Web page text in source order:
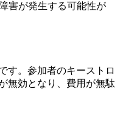
害が発生する可能性が
す。参加者のキーストロ
無効となり、費用が無駄